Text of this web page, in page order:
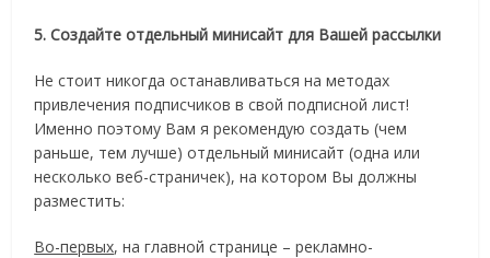
5. Создайте отдельный минисайт для Вашей рассылки
Не стоит никогда останавливаться на методах
привлечения подписчиков в свой подписной лист!
Именно поэтому Вам я рекомендую создать (чем
раньше, тем лучше) отдельный минисайт (одна или
несколько веб-страничек), на котором Вы должны
разместить:
Во-первых, на главной странице – рекламно-